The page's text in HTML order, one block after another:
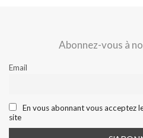
Abonnez-vous à
Email
En vous abonnant vous acceptez
site